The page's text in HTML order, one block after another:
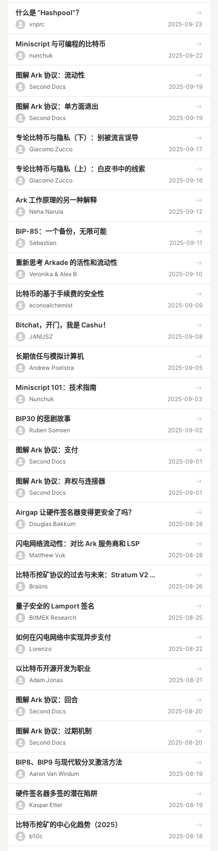
什么是 “Hashpool”？
vnprc 2025-09-23
Miniscript 与可编程的比特币
nunchuk 2025-09-22
图解 Ark 协议：流动性
Second Docs 2025-09-19
图解 Ark 协议：单方面退出
Second Docs 2025-09-19
专论比特币与隐私（下）：别被流言误导
Giacomo Zucco 2025-09-17
专论比特币与隐私（上）：白皮书中的线索
Giacomo Zucco 2025-09-16
Ark 工作原理的另一种解释
Neha Narula 2025-09-12
BIP-85：一个备份，无限可能
Sebastian 2025-09-11
重新思考 Arkade 的活性和流动性
Veronika & Alex B. 2025-09-10
比特币的基于手续费的安全性
econoalchemist 2025-09-09
Bitchat，开门，我是 Cashu！
JANUSZ 2025-09-08
长期信任与模拟计算机
Andrew Poelstra 2025-09-05
Miniscript 101：技术指南
Nunchuk 2025-09-03
BIP30 的悲剧故事
Ruben Somsen 2025-09-02
图解 Ark 协议：支付
Second Docs 2025-09-01
图解 Ark 协议：弃权与连接器
Second Docs 2025-09-01
Airgap 让硬件签名器变得更安全了吗？
Douglas Bakkum 2025-08-28
闪电网络流动性：对比 Ark 服务商和 LSP
Matthew Vuk 2025-08-28
比特币挖矿协议的过去与未来：Stratum V2 简介
Braiins 2025-08-26
量子安全的 Lamport 签名
BitMEX Research 2025-08-25
如何在闪电网络中实现异步支付
Lorenzo 2025-08-22
以比特币开源开发为职业
Adam Jonas 2025-08-21
图解 Ark 协议：回合
Second Docs 2025-08-20
图解 Ark 协议：过期机制
Second Docs 2025-08-20
BIP8、BIP9 与现代软分叉激活方法
Aaron Van Wirdum 2025-08-19
硬件签名器多签的潜在陷阱
Kaspar Etter 2025-08-19
比特币挖矿的中心化趋势（2025）
b10c 2025-08-18